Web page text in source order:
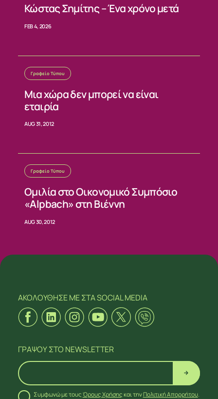
ΑΚΟΛΟΥΘΗΣΕ ΜΕΣΤΑ SOCIAL MEDIA
Κώστας Σημίτης – Ένα χρόνο μετά
FEB 4, 2026
Γραφείο Τύπου
Μια χώρα δεν μπορεί να είναι
εταιρία
AUG 31, 2012
Γραφείο Τύπου
Ομιλία στο Οικονομικό Συμπόσιο
«Alpbach» στη Βιέννη
AUG 30, 2012
ΑΚΟΛΟΥΘΗΣΕ ΜΕΣΤΑ SOCIAL MEDIA
ΓΡΑΨΟΥΣΤΟ NEWSLETTER
Συμφωνώ με τουςΌρους Χρήσηςκαι τηνΠολιτική Απορρήτου.